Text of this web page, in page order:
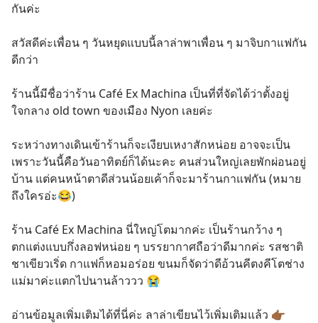
กันค่ะ
สวัสดีค่ะเพื่อน ๆ วันหยุดแบบนี้ลาล่าพาเพื่อน ๆ มาจิบกาแฟกัน
ดีกว่า
ร้านนี้มีชื่อว่าร้าน Café Ex Machina เป็นที่ที่จัดได้ว่าตั้งอยู่
ใจกลาง old town ของเมือง Nyon เลยค่ะ
ระหว่างทางเดินเข้าร้านก็จะเงียบเหงาสักหน่อย อาจจะเป็น
เพราะวันนี้คือวันอาทิตย์ก็ได้นะคะ คนส่วนใหญ่เลยพักผ่อนอยู่
บ้าน แต่คนหน้าตาดีส่วนน้อยเค้าก็จะมาร้านกาแฟกัน (หมาย
ถึงใครอ่ะ😂)
ร้าน Café Ex Machina นี่ใหญ่โตมากค่ะ เป็นร้านกว้าง ๆ
ตกแต่งแบบกึ่งลอฟหน่อย ๆ บรรยากาศถือว่าดีมากค่ะ รสชาติ
ชาเขียวเริ่ด กาแฟก็หอมอร่อย ขนมก็จัดว่าดีอ้วนคีตงคีโตช่าง
แม่มาค่ะแตกไปนานล้าววว 😭